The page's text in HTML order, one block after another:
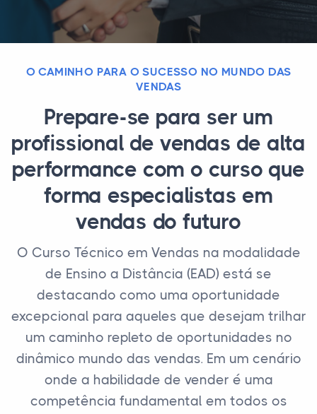
O CAMINHO PARA O SUCESSO NO MUNDO DAS
VENDAS
Prepare-se para ser um
profissional de vendas de alta
performance com o curso que
forma especialistas em
vendas do futuro
O Curso Técnico em Vendas na modalidade
de Ensino a Distância (EAD) está se
destacando como uma oportunidade
excepcional para aqueles que desejam trilhar
um caminho repleto de oportunidades no
dinâmico mundo das vendas. Em um cenário
onde a habilidade de vender é uma
competência fundamental em todos os